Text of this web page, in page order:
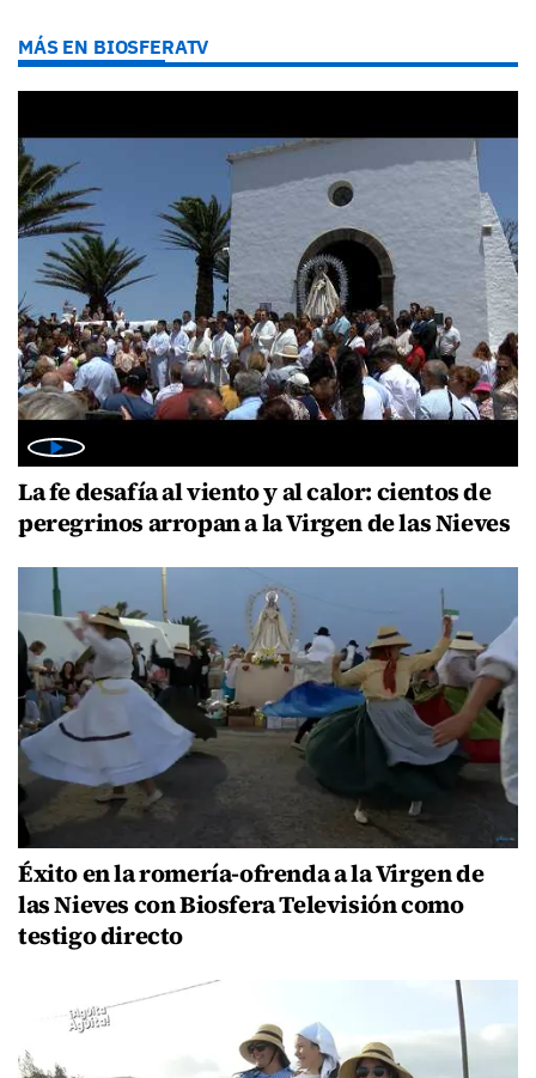
MÁS EN BIOSFERATV
La fe desafía al viento y al calor: cientos de
peregrinos arropan a la Virgen de las Nieves
Éxito en la romería-ofrenda a la Virgen de
las Nieves con Biosfera Televisión como
testigo directo